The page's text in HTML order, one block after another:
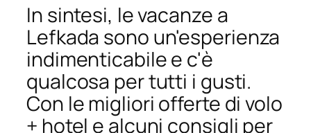
In sintesi, le vacanze a
Lefkada sono un'esperienza
indimenticabile e c'è
qualcosa per tutti i gusti.
Con le migliori offerte di volo
+ hotel e alcuni consigli per